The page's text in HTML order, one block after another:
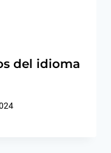
del idioma